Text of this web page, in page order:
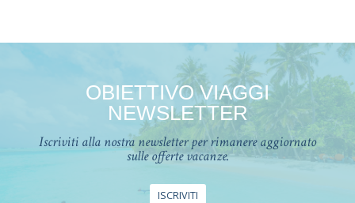
OBIETTIVO VIAGGI
NEWSLETTER
Iscriviti alla nostra newsletter per rimanere aggiornato
sulle offerte vacanze.
ISCRIVITI